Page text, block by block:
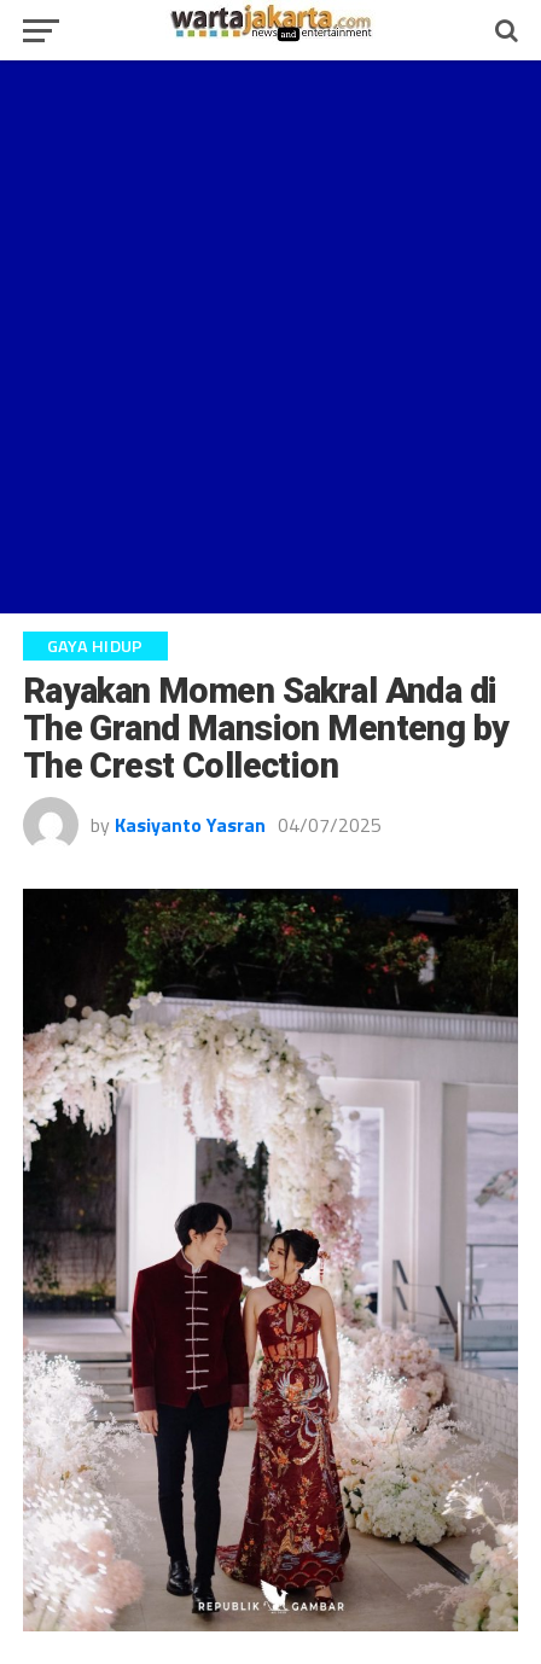
GAYA HIDUP
Rayakan Momen Sakral Anda di
The Grand Mansion Menteng by
The Crest Collection
by Kasiyanto Yasran 04/07/2025